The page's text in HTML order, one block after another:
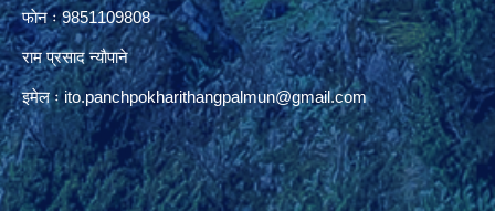
फाेन ः 9851109808
राम प्रसाद न्याैपाने
इमेल ःito.panchpokharithangpalmun@gmail.com